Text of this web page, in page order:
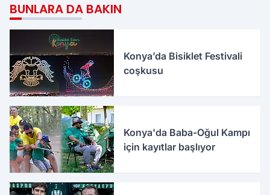
BUNLARA DA BAKIN
Konya’da Bisiklet Festivali
coşkusu
Konya'da Baba-Oğul Kampı
için kayıtlar başlıyor